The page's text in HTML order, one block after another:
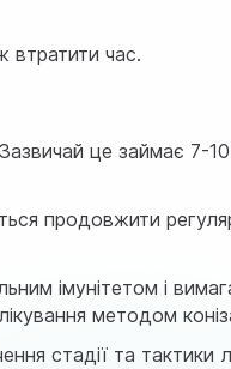
втратити час.
це займає 7-
продовжити
імунітетом і
методом
стадії та